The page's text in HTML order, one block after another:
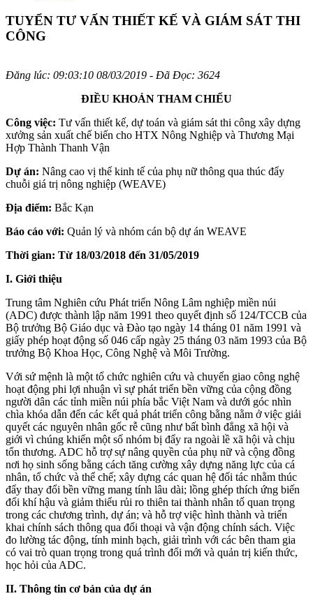
TUYỂN TƯ VẤN THIẾT KẾ VÀ GIÁM SÁT THI
CÔNG
Đăng lúc: 09:03:10 08/03/2019 - Đã Đọc: 3624
ĐIỀU KHOẢN THAM CHIẾU
Công việc: Tư vấn thiết kế, dự toán và giám sát thi công xây dựng
xưởng sản xuất chế biến cho HTX Nông Nghiệp và Thương Mại
Hợp Thành Thanh Vận
Dự án: Nâng cao vị thế kinh tế của phụ nữ thông qua thúc đẩy
chuỗi giá trị nông nghiệp (WEAVE)
Địa điểm: Bắc Kạn
Báo cáo với: Quản lý và nhóm cán bộ dự án WEAVE
Thời gian: Từ 18/03/2018 đến 31/05/2019
I. Giới thiệu
Trung tâm Nghiên cứu Phát triển Nông Lâm nghiệp miền núi
(ADC) được thành lập năm 1991 theo quyết định số 124/TCCB của
Bộ trưởng Bộ Giáo dục và Đào tạo ngày 14 tháng 01 năm 1991 và
giấy phép hoạt động số 046 cấp ngày 25 tháng 03 năm 1993 của Bộ
trưởng Bộ Khoa Học, Công Nghệ và Môi Trường.
Với sứ mệnh là một tổ chức nghiên cứu và chuyển giao công nghệ
hoạt động phi lợi nhuận vì sự phát triển bền vững của cộng đồng
người dân các tỉnh miền núi phía bắc Việt Nam và dưới góc nhìn
chìa khóa dẫn đến các kết quả phát triển công bằng nằm ở việc giải
quyết các nguyên nhân gốc rễ cũng như bất bình đẳng xã hội và
giới vì chúng khiến một số nhóm bị đẩy ra ngoài lề xã hội và chịu
tổn thương. ADC hỗ trợ sự nâng quyền của phụ nữ và cộng đồng
nơi họ sinh sống bằng cách tăng cường xây dựng năng lực của cá
nhân, tổ chức và thể chế; xây dựng các quan hệ đối tác nhằm thúc
đẩy thay đổi bền vững mang tính lâu dài; lồng ghép thích ứng biến
đổi khí hậu và giảm thiểu rủi ro thiên tai thành nhân tố quan trọng
trong các chương trình, dự án; và hỗ trợ việc hình thành và triển
khai chính sách thông qua đối thoại và vận động chính sách. Việc
đo lường tác động, tính minh bạch, giải trình với các bên tham gia
có vai trò quan trọng trong quá trình đổi mới và quản trị kiến thức,
học hỏi của ADC.
II. Thông tin cơ bản của dự án